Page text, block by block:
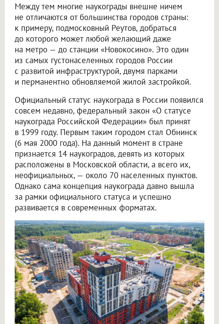
Между тем многие наукограды внешне ничем
не отличаются от большинства городов страны:
к примеру, подмосковный Реутов, добраться
до которого может любой желающий даже
на метро — до станции «Новокосино». Это один
из самых густонаселенных городов России
с развитой инфраструктурой, двумя парками
и перманентно обновляемой жилой застройкой.
Официальный статус наукограда в России появился
совсем недавно, федеральный закон «О статусе
наукограда Российской Федерации» был принят
в 1999 году. Первым таким городом стал Обнинск
(6 мая 2000 года). На данный момент в стране
признается 14 наукоградов, девять из которых
расположены в Московской области, а всего их,
неофициальных, — около 70 населенных пунктов.
Однако сама концепция наукограда давно вышла
за рамки официального статуса и успешно
развивается в современных форматах.